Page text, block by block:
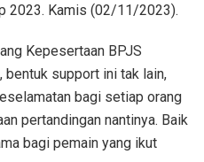
2023. Kamis (02/11/2023).
Kepesertaan BPJS
bentuk support ini tak lain,
bagi setiap orang
pertandingan nantinya. Baik
bagi pemain yang ikut